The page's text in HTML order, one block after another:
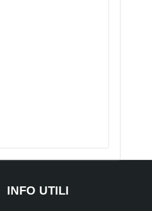
INFO UTILI